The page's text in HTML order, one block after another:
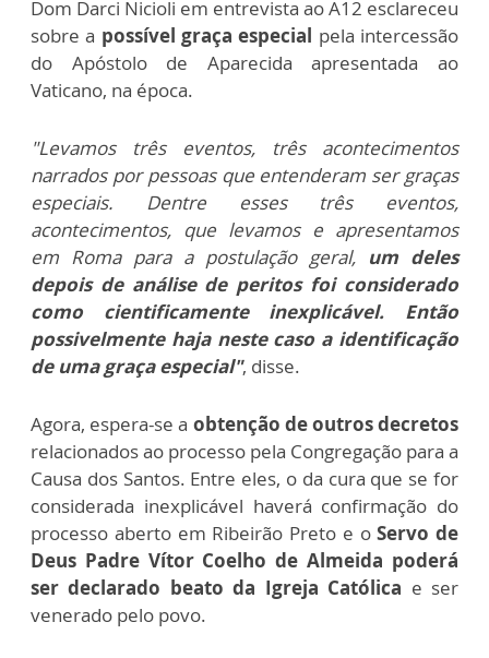
Dom Darci Nicioli em entrevista ao A12 esclareceu
sobre a possível graça especial pela intercessão
do Apóstolo de Aparecida apresentada ao
Vaticano, na época.
"Levamos três eventos, três acontecimentos
narrados por pessoas que entenderam ser graças
especiais. Dentre esses três eventos,
acontecimentos, que levamos e apresentamos
em Roma para a postulação geral, um deles
depois de análise de peritos foi considerado
como cientificamente inexplicável. Então
possivelmente haja neste caso a identificação
de uma graça especial", disse.
Agora, espera-se a obtenção de outros decretos
relacionados ao processo pela Congregação para a
Causa dos Santos. Entre eles, o da cura que se for
considerada inexplicável haverá confirmação do
processo aberto em Ribeirão Preto e oServo de
Deus Padre Vítor Coelho de Almeida poderá
ser declarado beato da Igreja Católica e ser
venerado pelo povo.